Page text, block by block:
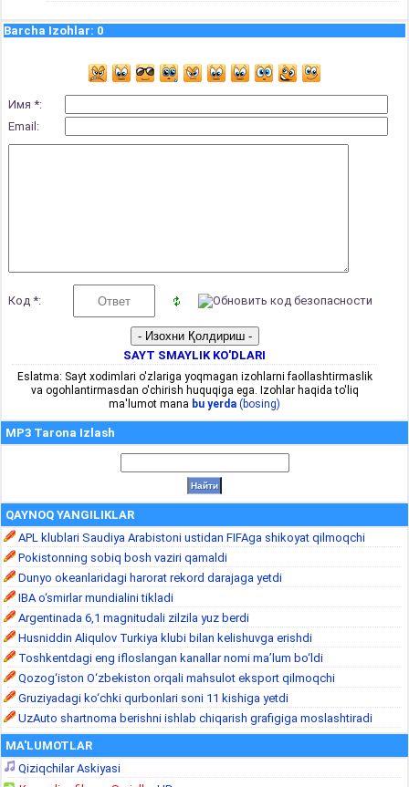
Barcha Izohlar: 0
Имя *:
Email:
Код *:
SAYT SMAYLIK KO'DLARI
Eslatma: Sayt xodimlari o'zlariga yoqmagan izohlarni faollashtirmaslik
va ogohlantirmasdan o'chirish huquqiga ega. Izohlar haqida to'liq
ma'lumot mana bu yerda (bosing)
MP3 Tarona Izlash
QAYNOQ YANGILIKLAR
APL klublari Saudiya Arabistoni ustidan FIFAga shikoyat qilmoqchi
Pokistonning sobiq bosh vaziri qamaldi
Dunyo okeanlaridagi harorat rekord darajaga yetdi
IBA o‘smirlar mundialini tikladi
Argentinada 6,1 magnitudali zilzila yuz berdi
Husniddin Aliqulov Turkiya klubi bilan kelishuvga erishdi
Toshkentdagi eng ifloslangan kanallar nomi ma’lum bo‘ldi
Qozog‘iston O‘zbekiston orqali mahsulot eksport qilmoqchi
Gruziyadagi ko‘chki qurbonlari soni 11 kishiga yetdi
UzAuto shartnoma berishni ishlab chiqarish grafigiga moslashtiradi
MA'LUMOTLAR
Qiziqchilar Askiyasi